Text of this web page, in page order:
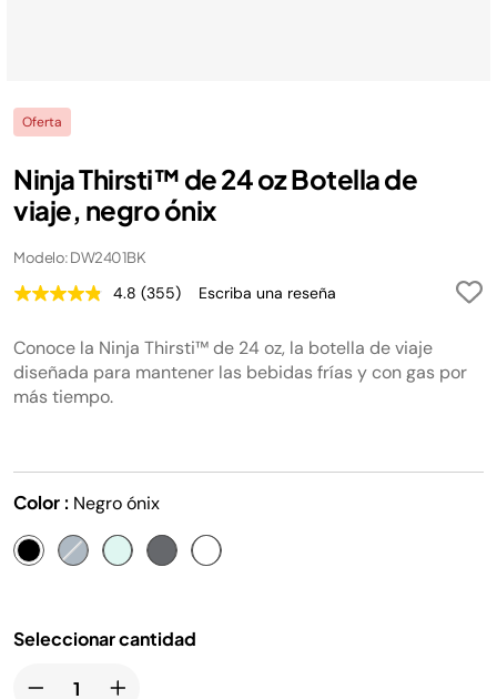
Oferta
Ninja Thirsti™ de 24 oz Botella de
viaje, negro ónix
Modelo: DW2401BK
4.8 Lea
reseñas.
Enlace
en
(355) Escriba una reseña
Conoce la Ninja Thirsti™ de 24 oz, la botella de viaje
diseñada para mantener las bebidas frías y con gas por
más tiempo.
Color : Negro ónix
Seleccionar cantidad